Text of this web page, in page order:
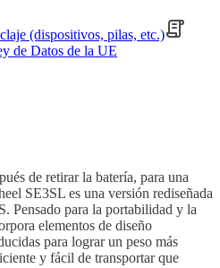
(dispositivos, pilas, etc.)
de Datos de la UE
de retirar la batería, para una
SE3SL es una versión rediseñada
Pensado para la portabilidad y la
elementos de diseño
para lograr un peso más
y fácil de transportar que